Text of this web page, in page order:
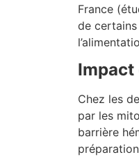
France
de
Impact
Chez les
par les
barrière